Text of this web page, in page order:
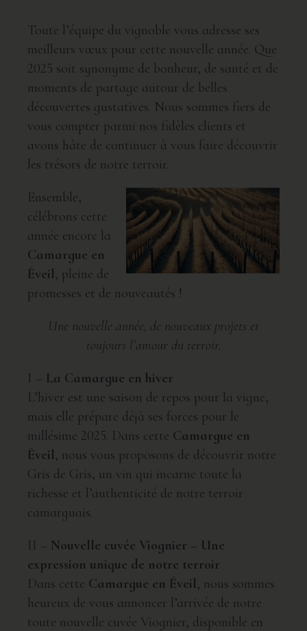
Toute l’équipe du vignoble vous adresse ses
meilleurs vœux pour cette nouvelle année. Que
2025 soit synonyme de bonheur, de santé et de
moments de partage autour de belles
découvertes gustatives. Nous sommes fiers de
vous compter parmi nos fidèles clients et
avons hâte de continuer à vous faire découvrir
les trésors de notre terroir.
Ensemble,
célébrons cette
année encore la
Camargue en
Éveil , pleine de
promesses et de nouveautés !
Une nouvelle année, de nouveaux projets et
toujours l’amour du terroir.
I – La Camargue en hiver
L’hiver est une saison de repos pour la vigne,
mais elle prépare déjà ses forces pour le
millésime 2025. Dans cette Camargue en
Éveil , nous vous proposons de découvrir notre
Gris de Gris, un vin qui incarne toute la
richesse et l’authenticité de notre terroir
camarguais.
II – Nouvelle cuvée Viognier – Une
expression unique de notre terroir
Dans cette Camargue en Éveil , nous sommes
heureux de vous annoncer l’arrivée de notre
toute nouvelle cuvée Viognier, disponible en